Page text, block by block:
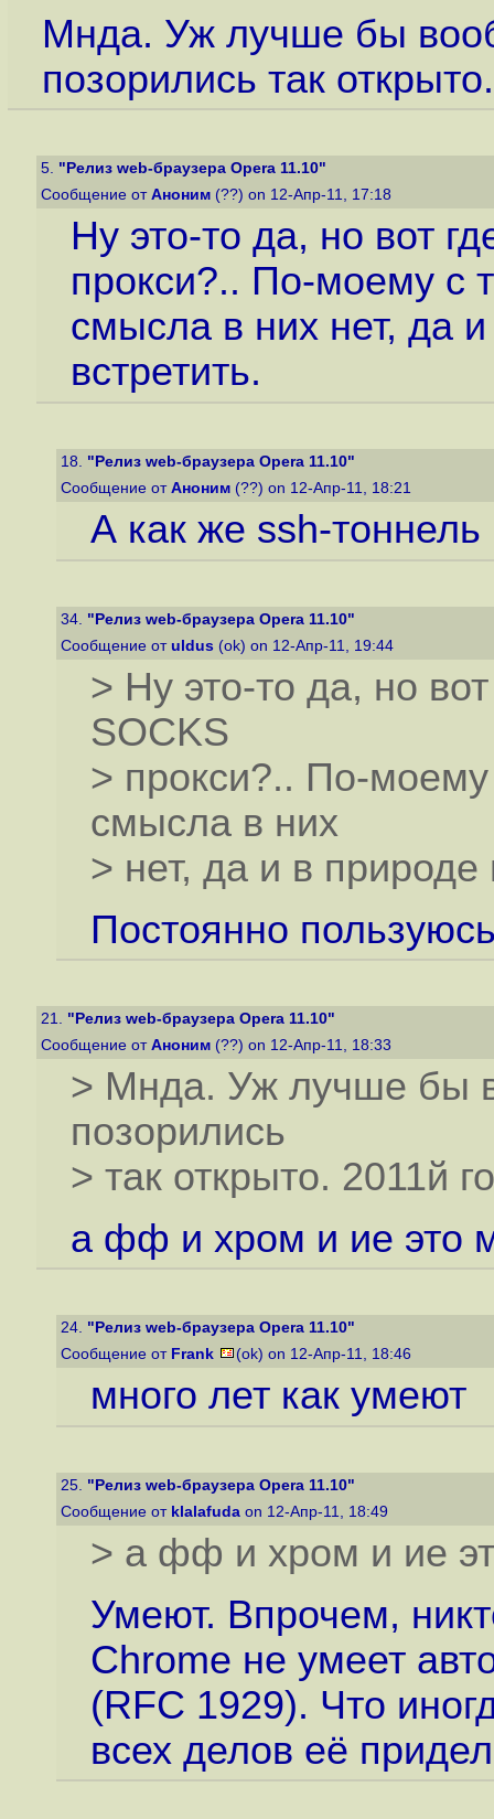
Мнда. Уж лучше бы
позорились так
5. "Релиз web-браузера Opera 11.10"
Сообщение от Аноним (??) on 12-Апр-11, 17:18
Ну это-то да, но вот
прокси?.. По-моему с
смысла в них нет, да
встретить.
18. "Релиз web-браузера Opera 11.10"
Сообщение от Аноним (??) on 12-Апр-11, 18:21
А как же ssh-тоннель
34. "Релиз web-браузера Opera 11.10"
Сообщение от uldus (ok) on 12-Апр-11, 19:44
> Ну это-то да, но
SOCKS
> прокси?.. По-моему
смысла в них
> нет, да и в природе
Постоянно
21. "Релиз web-браузера Opera 11.10"
Сообщение от Аноним (??) on 12-Апр-11, 18:33
> Мнда. Уж лучше бы
позорились
> так открыто. 2011й
а фф и хром и ие это
24. "Релиз web-браузера Opera 11.10"
Сообщение от Frank (ok) on 12-Апр-11, 18:46
много лет как умеют
25. "Релиз web-браузера Opera 11.10"
Сообщение от klalafuda on 12-Апр-11, 18:49
> а фф и хром и ие
Умеют. Впрочем,
Chrome не умеет
(RFC 1929). Что
всех делов её